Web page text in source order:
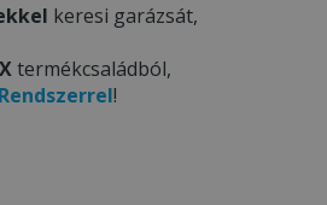
keresi garázsát,
termékcsaládból,
!